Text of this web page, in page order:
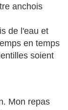
anchois
de l'eau et
en temps
soient
Mon repas